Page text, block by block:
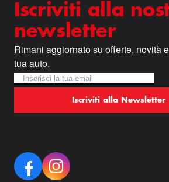
Iscriviti alla
newsletter
Rimani aggiornato su offerte, novità
tua auto.
Newsletter
Iscriviti alla nostra Newsletter:
Iscriviti alla Newsletter